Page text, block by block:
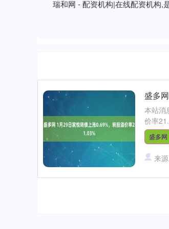
瑞和网 - 配资机构|在线配资机构,
盛多
本站消
价率
盛多网
来